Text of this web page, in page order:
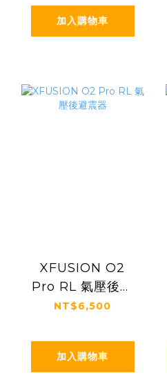
加入購物車
XFUSION O2
Pro RL 氣壓後避
震器
NT$6,500
加入購物車